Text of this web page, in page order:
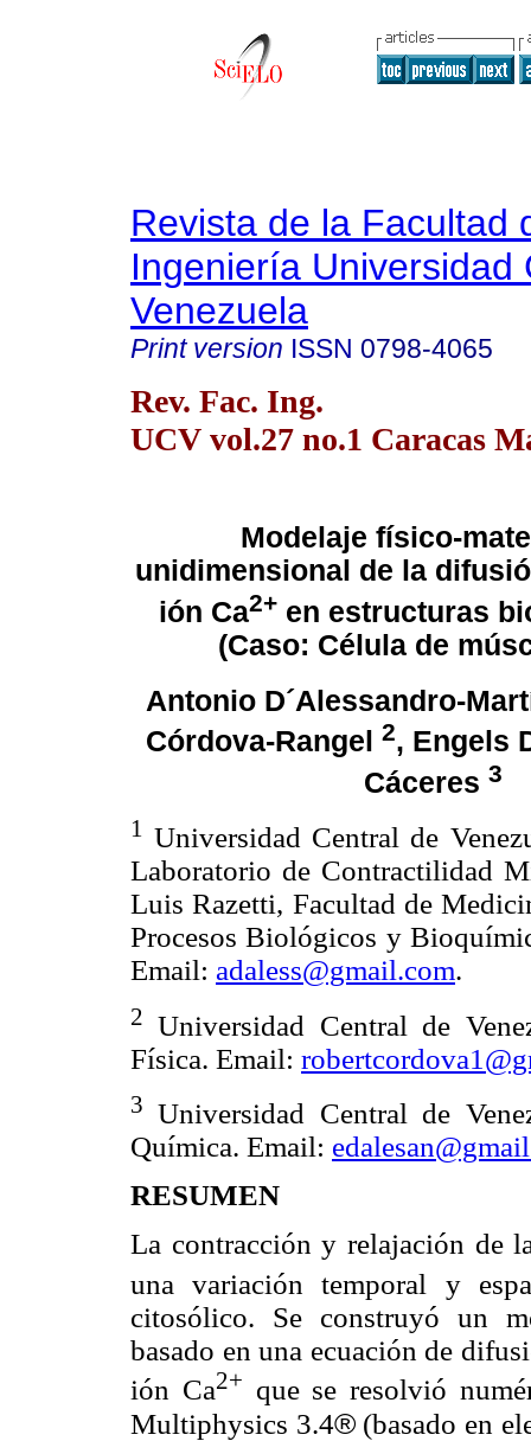
Revista de la Facultad
Ingeniería Universidad
Venezuela
Print version ISSN 0798-4065
Rev. Fac. Ing.
UCV vol.27 no.1 Caracas
Modelaje físico-
unidimensional de la
ión Ca2+en estructuras
(Caso: Célula de
Antonio D´Alessandro-
Córdova-Rangel 2, Engels
Cáceres 3
1 Universidad Central de
Laboratorio de Contractilidad
Luis Razetti, Facultad de
Procesos Biológicos y
Email: adaless@gmail.com.
2 Universidad Central de
Física. Email:
3 Universidad Central de
Química. Email:
RESUMEN
La contracción y relajación de
una variación temporal y
citosólico. Se construyó un
basado en una ecuación de
ión Ca2+ que se resolvió
Multiphysics 3.4®(basado en